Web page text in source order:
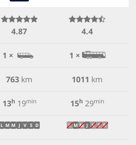
4.87
4.4
1 × 1 ×
763 km 1011 km
13h 19min 15h 29min
L M M J V S D L M M J V S D